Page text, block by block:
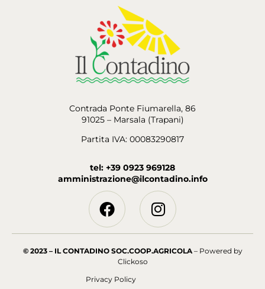
Contrada Ponte Fiumarella, 86
91025 – Marsala (Trapani)
Partita IVA: 00083290817
tel: +39 0923 969128
amministrazione@ilcontadino.info
© 2023 – IL CONTADINO SOC.COOP.AGRICOLA– Powered by
Clickoso
Privacy Policy